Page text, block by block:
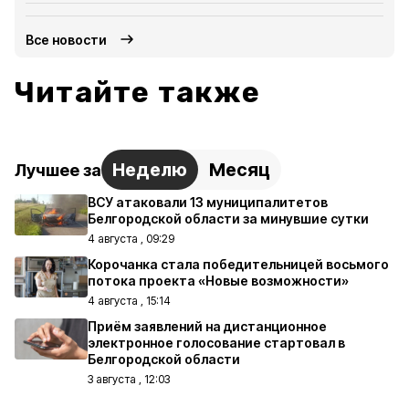
Все новости
Читайте также
Лучшее за Неделю Месяц
ВСУ атаковали 13 муниципалитетов
Белгородской области за минувшие сутки
4 августа , 09:29
Корочанка стала победительницей восьмого
потока проекта «Новые возможности»
4 августа , 15:14
Приём заявлений на дистанционное
электронное голосование стартовал в
Белгородской области
3 августа , 12:03